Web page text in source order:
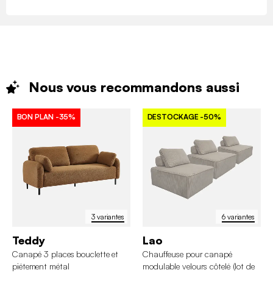
Nous vous recommandons aussi
3 variantes
BON PLAN -35%
Teddy
Canapé 3 places bouclette et
piétement métal
6 variantes
DESTOCKAGE -50%
Lao
Chauffeuse pour canapé
modulable velours côtelé (lot de